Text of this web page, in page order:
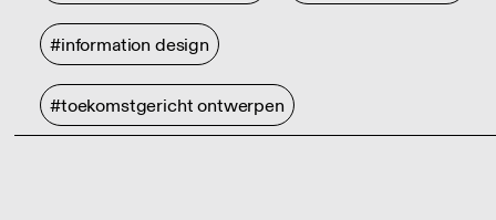
#information design
#toekomstgericht ontwerpen